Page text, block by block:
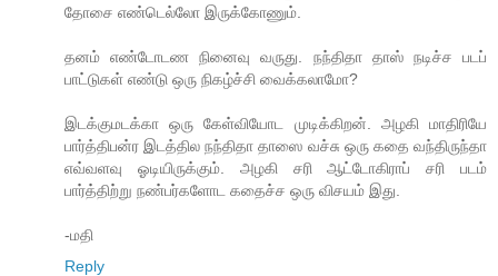
தோசை எண்டெல்லோ இருக்கோணும்.
தனம் எண்டோடண நினைவு வருது. நந்திதா தாஸ் நடிச்ச படப்
பாட்டுகள் எண்டு ஒரு நிகழ்ச்சி வைக்கலாமோ?
இடக்குமடக்கா ஒரு கேள்வியோட முடிக்கிறன். அழகி மாதிரியே
பார்த்திபன்ர இடத்தில நந்திதா தாஸை வச்சு ஒரு கதை வந்திருந்தா
எவ்வளவு ஓடியிருக்கும். அழகி சரி ஆட்டோகிராப் சரி படம்
பார்த்திற்று நண்பர்களோட கதைச்ச ஒரு விசயம் இது.
-மதி
Reply